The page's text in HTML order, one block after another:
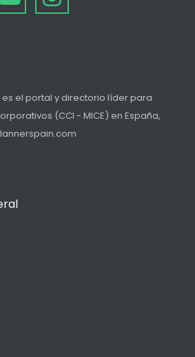
es el portal y directorio líder para
(CCI - MICE) en España,